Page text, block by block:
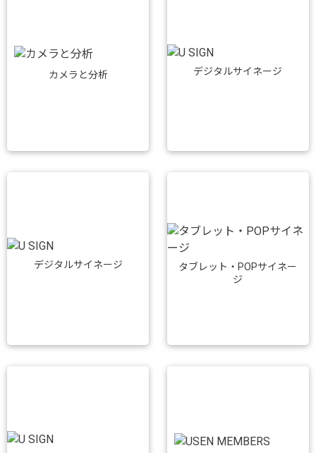
カメラと分析 デジタルサイネージ
デジタルサイネージ
タブレット・POPサイネー
ジ